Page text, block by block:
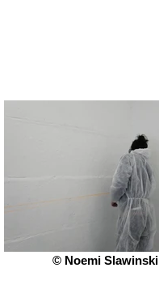
© Noemi Slawinski